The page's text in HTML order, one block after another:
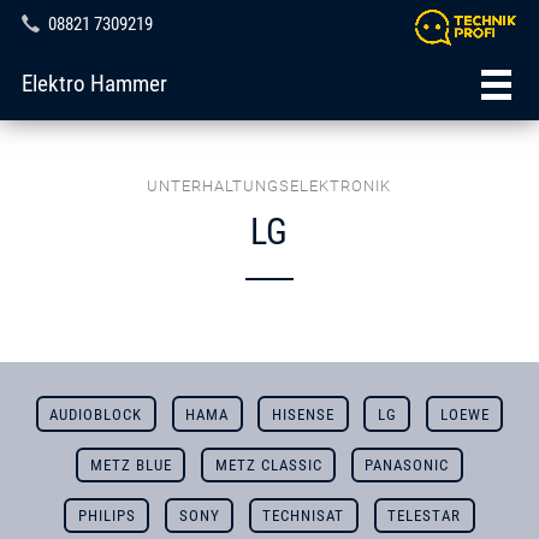
08821 7309219
Elektro Hammer
UNTERHALTUNGSELEKTRONIK
LG
AUDIOBLOCK HAMA HISENSE LG LOEWE
METZ BLUE METZ CLASSIC PANASONIC
PHILIPS SONY TECHNISAT TELESTAR